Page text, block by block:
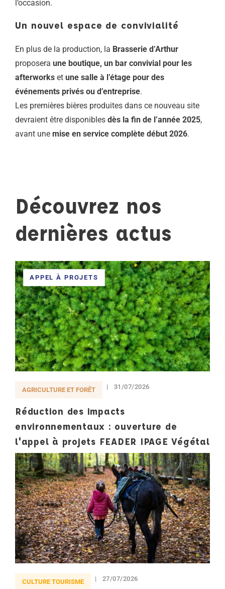
l’occasion.
Un nouvel espace de convivialité
En plus de la production, la Brasserie d’Arthur
proposera une boutique, un bar convivial pour les
afterworks et une salle à l’étage pour des
événements privés ou d’entreprise.
Les premières bières produites dans ce nouveau site
devraient être disponibles dès la fin de l’année 2025,
avant une mise en service complète début 2026.
Découvrez nos
dernières actus
APPEL À PROJETS
AGRICULTURE ET FORÊT 31/07/2026
Réduction des impacts
environnementaux : ouverture de
l'appel à projets FEADER IPAGE Végétal
CULTURE TOURISME 27/07/2026